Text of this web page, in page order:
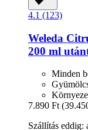
4.1 (123)
Weleda
200 ml
Minden
7.890 Ft
Szállítás eddig: